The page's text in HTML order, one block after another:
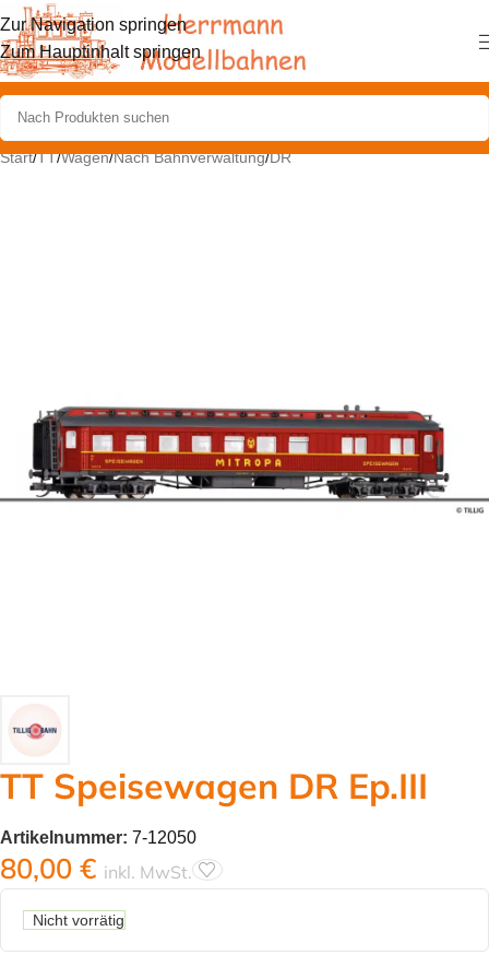
Zur Navigation springen
Zum Hauptinhalt springen
Start/TT/Wagen/Nach Bahnverwaltung/DR
TT Speisewagen DR Ep.III
Artikelnummer: 7-12050
80,00 € inkl. MwSt.
Nicht vorrätig